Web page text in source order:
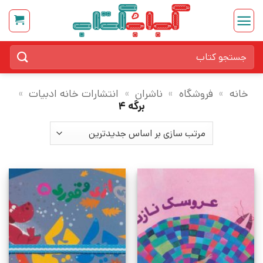
Skip
content
برای:
خانه » فروشگاه » ناشران » انتشارات خانه ادبیات »
برگه 4